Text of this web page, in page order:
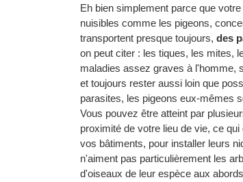
Eh bien simplement parce que
nuisibles comme les pigeons,
transportent presque toujours, des
on peut citer : les tiques, les mites,
maladies assez graves à l'homme,
et toujours rester aussi loin que
parasites, les pigeons eux-mêmes
Vous pouvez être atteint par
proximité de votre lieu de vie, ce
vos bâtiments, pour installer leurs
n'aiment pas particulièrement les
d'oiseaux de leur espèce aux